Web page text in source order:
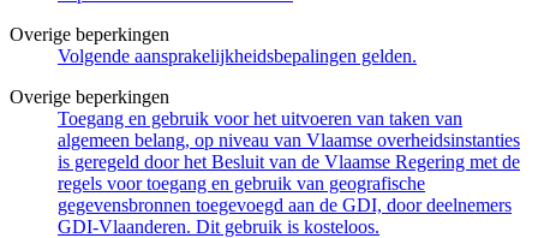
Overige beperkingen
Volgende aansprakelijkheidsbepalingen gelden.
Overige beperkingen
Toegang en gebruik voor het uitvoeren van taken van
algemeen belang, op niveau van Vlaamse overheidsinstanties
is geregeld door het Besluit van de Vlaamse Regering met de
regels voor toegang en gebruik van geografische
gegevensbronnen toegevoegd aan de GDI, door deelnemers
GDI-Vlaanderen. Dit gebruik is kosteloos.